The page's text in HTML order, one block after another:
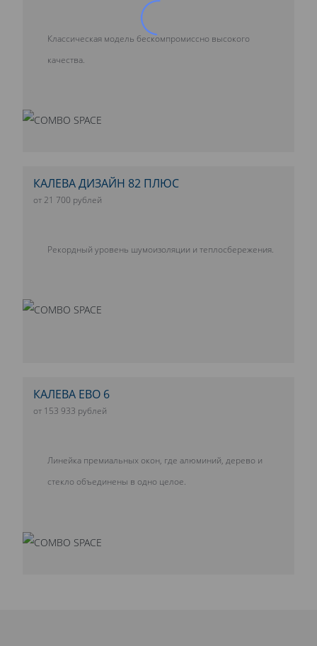
Классическая модель бескомпромиссно высокого
качества.
КАЛЕВА ДИЗАЙН 82 ПЛЮС
от 21 700 рублей
Рекордный уровень шумоизоляции и теплосбережения.
КАЛЕВА ЕВО 6
от 153 933 рублей
Линейка премиальных окон, где алюминий, дерево и
стекло объединены в одно целое.